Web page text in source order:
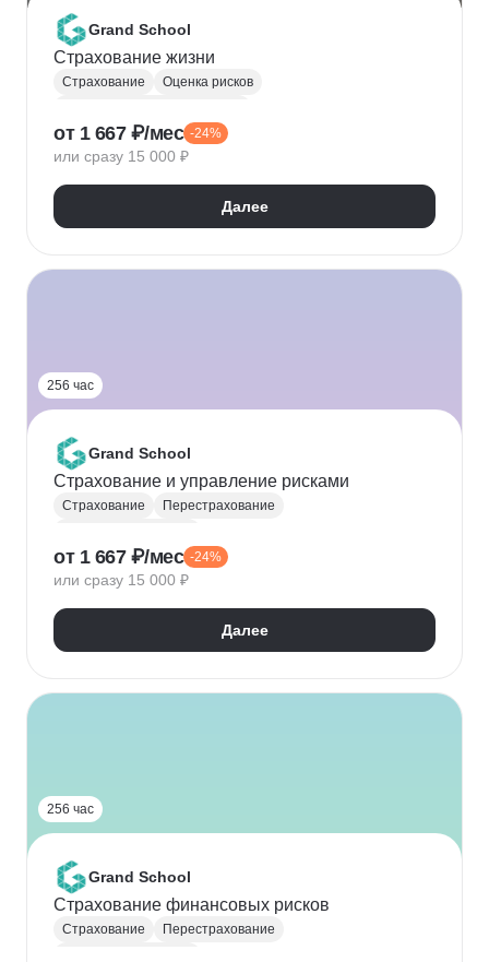
Grand School
Страхование жизни
Страхование
Оценка рисков
от 1 667 ₽/мес -24%
или сразу 15 000 ₽
Далее
256 час
Grand School
Страхование и управление рисками
Страхование
Перестрахование
Управление кредитными рисками
Оценка рисков
Специалист по страхованию
от 1 667 ₽/мес -24%
или сразу 15 000 ₽
Далее
256 час
Grand School
Страхование финансовых рисков
Страхование
Перестрахование